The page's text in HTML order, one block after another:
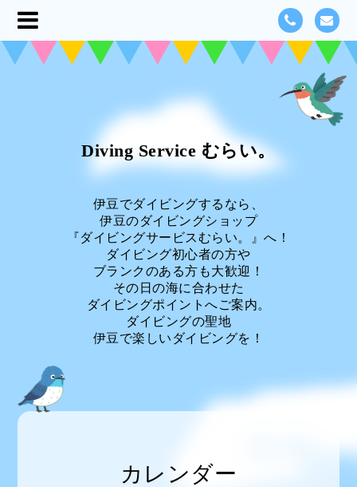
Diving Service むらい。
伊豆でダイビングするなら、
伊豆のダイビングショップ
『ダイビングサービスむらい。』へ！
ダイビング初心者の方や
ブランクのある方も大歓迎！
その日の海に合わせた
ダイビングポイントへご案内。
ダイビングの聖地
伊豆で楽しいダイビングを！
カレンダー